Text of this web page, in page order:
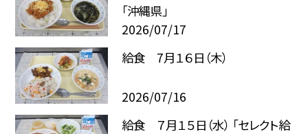
「沖縄県」
2026/07/17
給食 7月１６日（木）
2026/07/16
給食 ７月１５日（水） 「セレクト給